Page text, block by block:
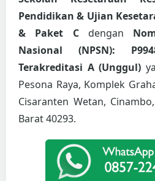
Pendidikan & Ujian
& Paket Cdengan
Nasional (NPSN):
Terakreditasi A (Unggul)
Pesona Raya, Komplek
Cisaranten Wetan,
Barat 40293.